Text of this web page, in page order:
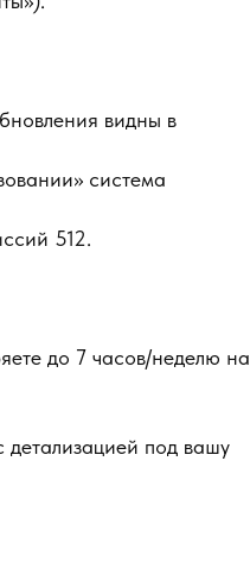
видны в
система
512.
до 7 часов/неделю на
под вашу